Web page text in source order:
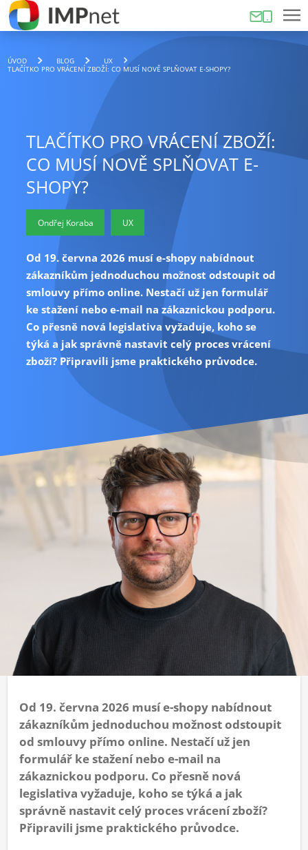
ÚVOD BLOG
UX
TLAČÍTKO PRO VRÁCENÍ ZBOŽÍ: CO MUSÍ NOVĚ SPLŇOVAT E-SHOPY?
TLAČÍTKO PRO VRÁCENÍ ZBOŽÍ:
CO MUSÍ NOVĚ SPLŇOVAT E-
SHOPY?
Ondřej Koraba UX
Od 19. června 2026 musí e-shopy nabídnout
zákazníkům jednoduchou možnost odstoupit od
smlouvy přímo online. Nestačí už jen formulář
ke stažení nebo e-mail na zákaznickou podporu.
Co přesně nová legislativa vyžaduje, koho se
týká a jak správně nastavit celý proces vrácení
zboží? Připravili jsme praktického průvodce.
Od 19. června 2026 musí e-shopy nabídnout
zákazníkům jednoduchou možnost odstoupit
od smlouvy přímo online. Nestačí už jen
formulář ke stažení nebo e-mail na
zákaznickou podporu. Co přesně nová
legislativa vyžaduje, koho se týká a jak
správně nastavit celý proces vrácení zboží?
Připravili jsme praktického průvodce.